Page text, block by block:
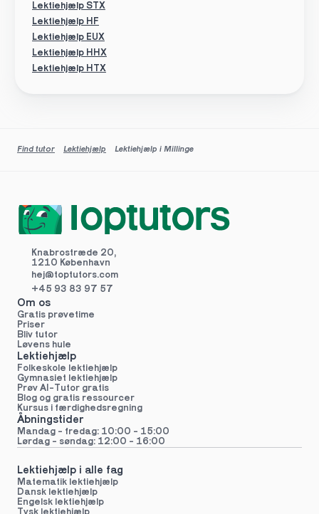
Lektiehjælp HF
Lektiehjælp EUX
Lektiehjælp STX
Lektiehjælp HHX
Lektiehjælp HTX
Find tutor Lektiehjælp Lektiehjælp i Millinge
Knabrostræde 20,
1210 København
hej@toptutors.com
+45 93 83 97 57
Om os
Gratis prøvetime
Priser
Bliv tutor
Løvens hule
Lektiehjælp
Folkeskole lektiehjælp
Gymnasiet lektiehjælp
Prøv AI-Tutor gratis
Blog og gratis ressourcer
Kursus i færdighedsregning
Åbningstider
Mandag - fredag: 10:00 - 15:00
Lørdag - søndag: 12:00 - 16:00
Lektiehjælp i alle fag
Matematik lektiehjælp
Dansk lektiehjælp
Engelsk lektiehjælp